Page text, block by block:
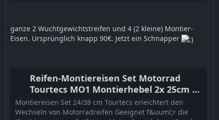
ganze 2 Wuchtgewichtstreifen und 4 (2 kleine) Montier-
Eisen. Ursprünglich knapp 90€. Jetzt ein Schnapper
Reifen-Montiereisen Set Motorrad
Tourtecs MO1 Montierhebel 2x 25cm /
2x 40cm
Montiereisen Set 24/38 cm Tourtecs erleichtert den
Wechseln von Motorradreifen Geeignet f&uuml;r die